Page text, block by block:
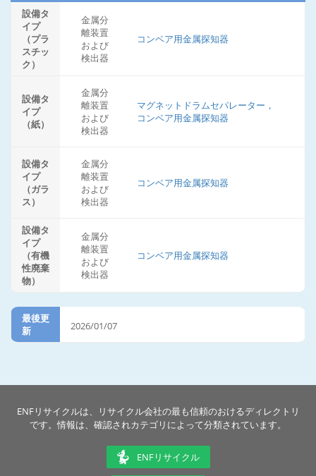
設備タ
イプ
（プラ
スチッ
ク）
金属分
離装置
および
検出器
コンベア用金属探知器
設備タ
イプ
（紙）
金属分
離装置
および
検出器
マグネットドラムセパレーター，
コンベア用金属探知器
設備タ
イプ
（ガラ
ス）
金属分
離装置
および
検出器
コンベア用金属探知器
設備タ
イプ
（有機
性廃棄
物）
金属分
離装置
および
検出器
コンベア用金属探知器
最後更
新
2026/01/07
ENFリサイクルは、リサイクル会社の最も信頼のおけるディレクトリ
です。情報は、確認されカテゴリによって分類されています。
ENFリサイクル